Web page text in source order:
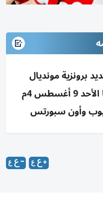
برونزية مونديال
ناشئات اليد 2026 برومانيا الأحد 9 أغسطس 4م